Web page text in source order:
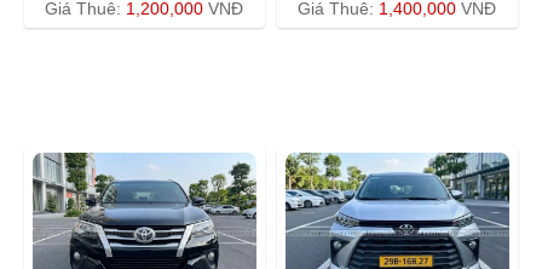
Giá Thuê: 1,200,000 VNÐ
Giá Thuê: 1,400,000 VNÐ